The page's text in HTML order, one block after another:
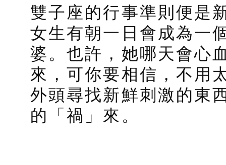
雙子座的行事準則便是
女生有朝一日會成為一
婆。也許，她哪天會心
來，可你要相信，不用
外頭尋找新鮮刺激的東
的「禍」來。